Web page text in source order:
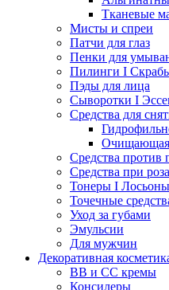
Тканевые
Мисты и спреи
Патчи для глаз
Пенки для
Пилинги I
Пэды для лица
Сыворотки I
Средства для
Очищающая
Средства против
Средства при
Тонеры I Лосьоны
Точечные
Уход за губами
Эмульсии
Для мужчин
Декоративная
ВВ и СС кремы
Консилеры